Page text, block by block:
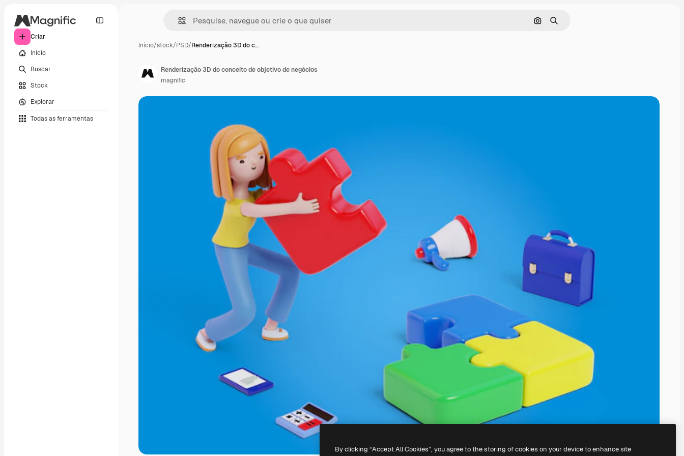
Criar
Início
Buscar
Stock
Explorar
Todas as ferramentas
Pesquisar por imagem
Buscar
Início/stock/PSD/Renderização 3D do c…
Renderização 3D do conceito de objetivo de negócios
magnific
By clicking “Accept All Cookies”, you agree to the storing of cookies on your device to enhance site